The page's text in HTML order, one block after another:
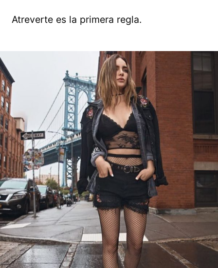
Atreverte es la primera regla.